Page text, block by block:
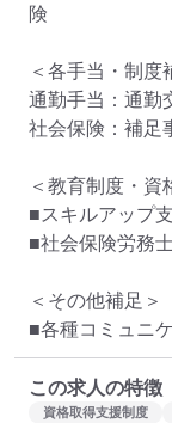
険
＜各手当・制度
通勤手当：通勤
社会保険：補足
＜教育制度・資
■スキルアップ
■社会保険労務
＜その他補足＞
■各種コミュニ
この求人の特徴
資格取得支援制度